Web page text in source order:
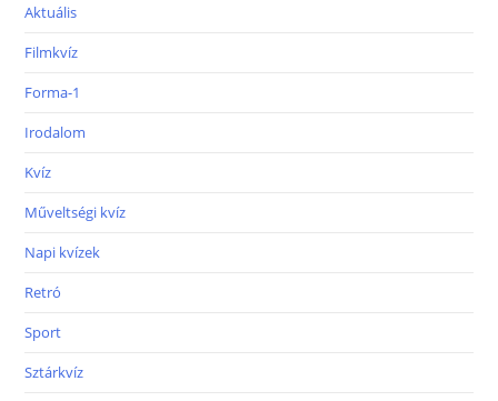
Aktuális
Filmkvíz
Forma-1
Irodalom
Kvíz
Műveltségi kvíz
Napi kvízek
Retró
Sport
Sztárkvíz